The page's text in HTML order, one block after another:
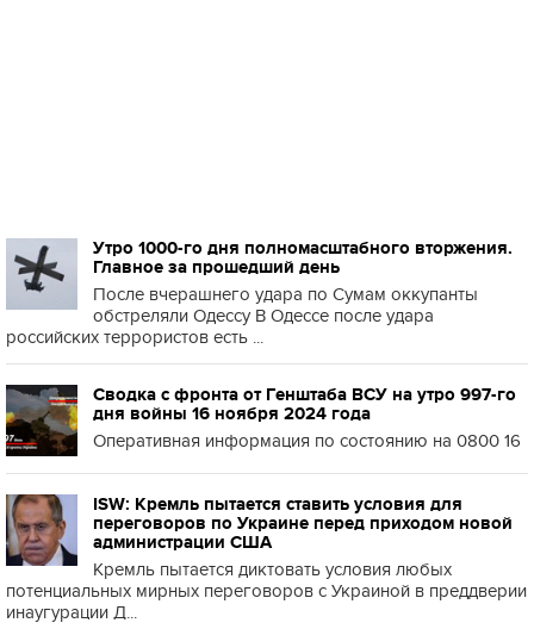
Утро 1000-го дня полномасштабного вторжения.
Главное за прошедший день
После вчерашнего удара по Сумам оккупанты
обстреляли Одессу В Одессе после удара
российских террористов есть ...
Сводка с фронта от Генштаба ВСУ на утро 997-го
дня войны 16 ноября 2024 года
Оперативная информация по состоянию на 0800 16
ISW: Кремль пытается ставить условия для
переговоров по Украине перед приходом новой
администрации США
Кремль пытается диктовать условия любых
потенциальных мирных переговоров с Украиной в преддверии
инаугурации Д...